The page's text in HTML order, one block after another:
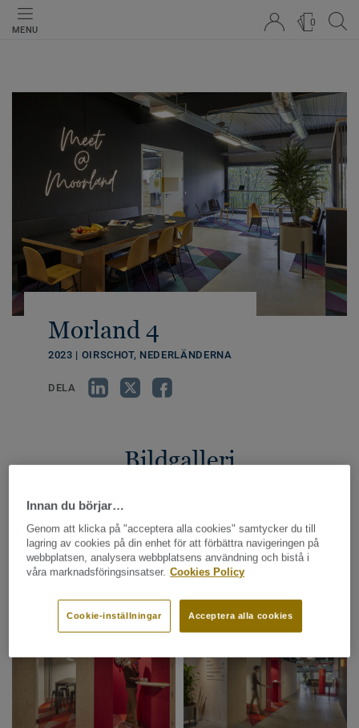
MENU
0
Morland 4
2023 | OIRSCHOT, NEDERLÄNDERNA
DELA
Bildgalleri
Innan du börjar…
Genom att klicka på "acceptera alla cookies" samtycker du till
lagring av cookies på din enhet för att förbättra navigeringen på
webbplatsen, analysera webbplatsens användning och bistå i
våra marknadsföringsinsatser. Cookies Policy
Acceptera alla cookies
Cookie-inställningar